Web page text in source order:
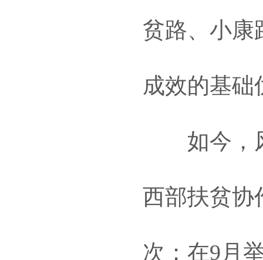
贫路、小康
成效的基础
如今，风
西部扶贫协
次；在9月